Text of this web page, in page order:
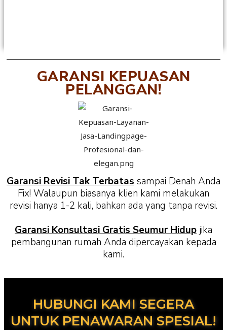
GARANSI KEPUASAN
PELANGGAN!
Garansi Revisi Tak Terbatassampai Denah Anda
Fix! Walaupun biasanya klien kami melakukan
revisi hanya 1-2 kali, bahkan ada yang tanpa revisi.
Garansi Konsultasi Gratis Seumur Hidup jika
pembangunan rumah Anda dipercayakan kepada
kami.
HUBUNGI KAMI SEGERA
UNTUK PENAWARAN SPESIAL!